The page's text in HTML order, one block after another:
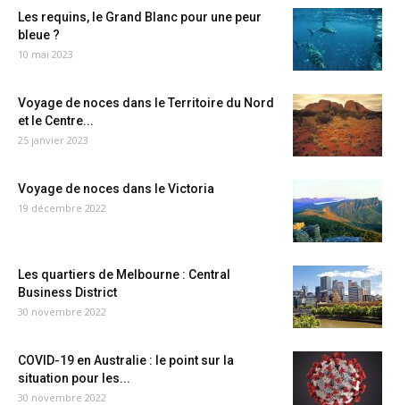
Les requins, le Grand Blanc pour une peur
bleue ?
10 mai 2023
Voyage de noces dans le Territoire du Nord
et le Centre...
25 janvier 2023
Voyage de noces dans le Victoria
19 décembre 2022
Les quartiers de Melbourne : Central
Business District
30 novembre 2022
COVID-19 en Australie : le point sur la
situation pour les...
30 novembre 2022